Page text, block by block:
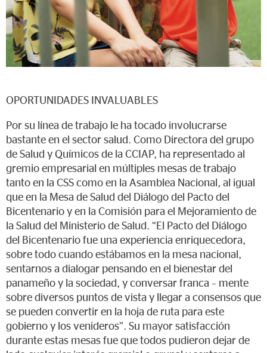
OPORTUNIDADES INVALUABLES
Por su línea de trabajo le ha tocado involucrarse
bastante en el sector salud. Como Directora del grupo
de Salud y Químicos de la CCIAP, ha representado al
gremio empresarial en múltiples mesas de trabajo
tanto en la CSS como en la Asamblea Nacional, al igual
que en la Mesa de Salud del Diálogo del Pacto del
Bicentenario y en la Comisión para el Mejoramiento de
la Salud del Ministerio de Salud. “El Pacto del Diálogo
del Bicentenario fue una experiencia enriquecedora,
sobre todo cuando estábamos en la mesa nacional,
sentarnos a dialogar pensando en el bienestar del
panameño y la sociedad, y conversar franca – mente
sobre diversos puntos de vista y llegar a consensos que
se pueden convertir en la hoja de ruta para este
gobierno y los venideros”. Su mayor satisfacción
durante estas mesas fue que todos pudieron dejar de